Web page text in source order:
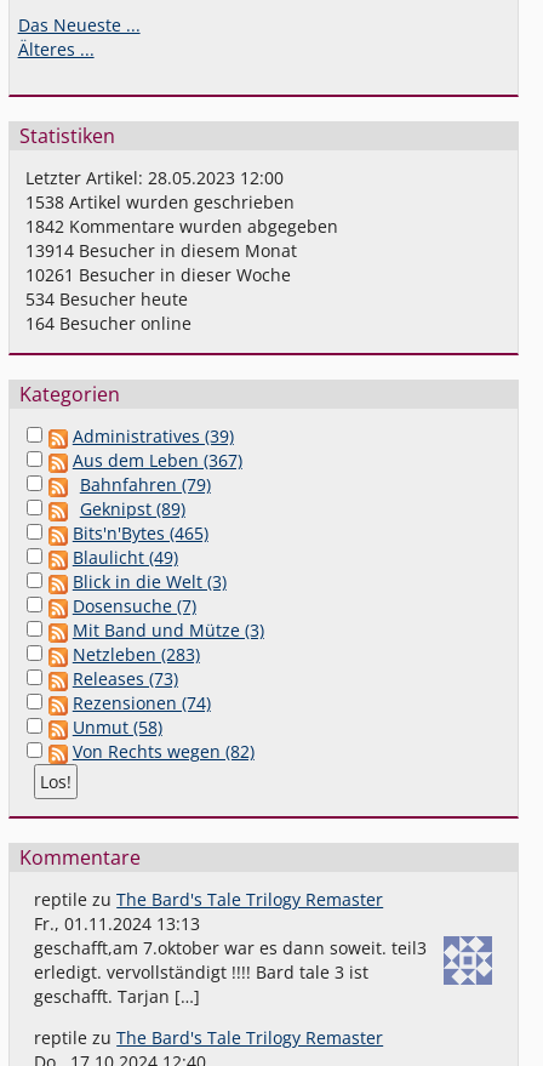
Das Neueste ...
Älteres ...
Statistiken
Letzter Artikel:28.05.2023 12:00
1538 Artikel wurden geschrieben
1842 Kommentare wurden abgegeben
13914 Besucher in diesem Monat
10261 Besucher in dieser Woche
534 Besucher heute
164 Besucher online
Kategorien
Administratives (39)
Aus dem Leben (367)
Bahnfahren (79)
Geknipst (89)
Bits'n'Bytes (465)
Blaulicht (49)
Blick in die Welt (3)
Dosensuche (7)
Mit Band und Mütze (3)
Netzleben (283)
Releases (73)
Rezensionen (74)
Unmut (58)
Von Rechts wegen (82)
Kommentare
reptile zuThe Bard's Tale Trilogy Remaster
Fr., 01.11.2024 13:13
geschafft,am 7.oktober war es dann soweit. teil3
erledigt. vervollständigt !!!! Bard tale 3 ist
geschafft. Tarjan […]
reptile zuThe Bard's Tale Trilogy Remaster